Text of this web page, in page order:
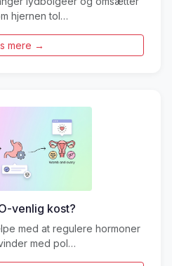
hjernen tol…
mere →
venlig kost?
med at regulere hormoner
med pol…